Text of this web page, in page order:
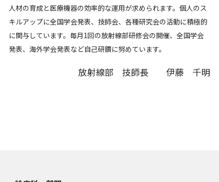
人材の育成と医療機器の効率的な運用が求められます。個人のス
キルアップに全国学会発表、技師会、各種研究会の活動に積極的
に関与しています。毎月1回の放射線部研修会の開催、全国学会
発表、海外学会発表など自己研鑽に努めています。
放射線部 技師長 伊藤 千明